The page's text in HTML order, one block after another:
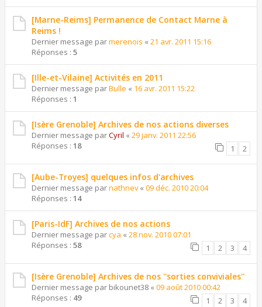
[Marne-Reims] Permanence de Contact Marne à
Reims !
Dernier message parmerenois « 21 avr. 2011 15:16
Réponses : 5
[Ille-et-Vilaine] Activités en 2011
Dernier message parBulle « 16 avr. 2011 15:22
Réponses : 1
[Isère Grenoble] Archives de nos actions diverses
Dernier message parCyril « 29 janv. 2011 22:56
Réponses : 18 1 2
[Aube-Troyes] quelques infos d'archives
Dernier message parnathnev« 09 déc. 2010 20:04
Réponses : 14
[Paris-IdF] Archives de nos actions
Dernier message parcya « 28 nov. 2010 07:01
Réponses : 58 1 2 3 4
[Isère Grenoble] Archives de nos ''sorties conviviales''
Dernier message par bikounet38 « 09 août 2010 00:42
Réponses : 49 1 2 3 4